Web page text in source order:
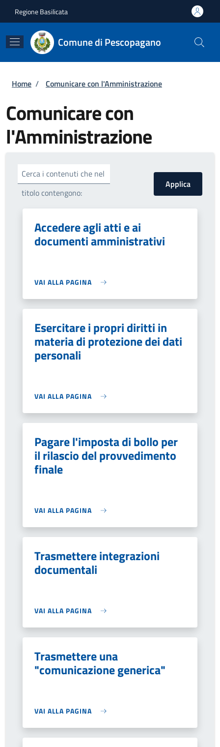
Regione Basilicata
Comune di Pescopagano
Briciole di pane
Home / Comunicare con l'Amministrazione
Comunicare con
l'Amministrazione
Cerca i contenuti che nel
titolo contengono:
Accedere agli atti e ai
documenti amministrativi
VAI ALLA PAGINA
Esercitare i propri diritti in
materia di protezione dei dati
personali
VAI ALLA PAGINA
Pagare l'imposta di bollo per
il rilascio del provvedimento
finale
VAI ALLA PAGINA
Trasmettere integrazioni
documentali
VAI ALLA PAGINA
Trasmettere una
"comunicazione generica"
VAI ALLA PAGINA